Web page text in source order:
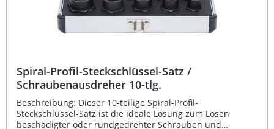
Spiral-Profil-Steckschlüssel-Satz /
Schraubenausdreher 10-tlg.
Beschreibung: Dieser 10-teilige Spiral-Profil-
Steckschlüssel-Satz ist die ideale Lösung zum Lösen
beschädigter oder rundgedrehter Schrauben und